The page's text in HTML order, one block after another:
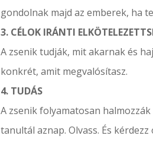
gondolnak majd az emberek, ha
3. CÉLOK IRÁNTI
A zsenik tudják, mit akarnak és
konkrét, amit megvalósítasz.
4. TUDÁS
A zsenik folyamatosan
tanultál aznap. Olvass. És